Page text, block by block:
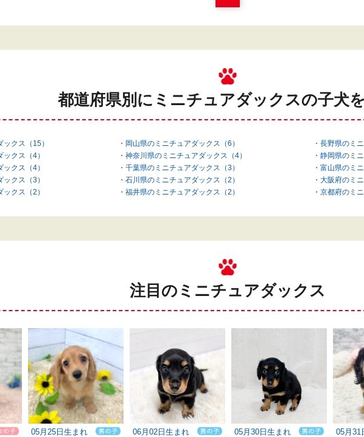
都道府県別にミニチュアダックスの子犬
クス（15） 岡山県のミニチュアダックス（6）
長野県のミ
クス（4）
神奈川県のミニチュアダックス（4）
静岡県のミ
クス（4）
千葉県のミニチュアダックス（3）
富山県のミ
クス（3）
石川県のミニチュアダックス（2）
大阪府のミ
クス（2）
福井県のミニチュアダックス（2） 京都府のミ
注目のミニチュアダックス
05月25日生まれ 06月02日生まれ 05月30日生まれ 05月31